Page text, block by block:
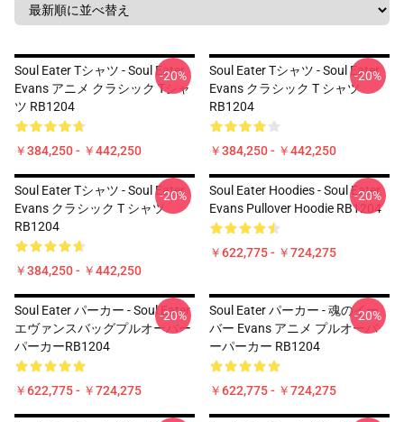
Soul Eater Tシャツ - Soul Eater
Evans アニメ クラシック Tシャ
ツ RB1204
￥384,250 - ￥442,250
-20%
Soul Eater Tシャツ - Soul Eater
Evans クラシック T シャツ
RB1204
￥384,250 - ￥442,250
-20%
Soul Eater Tシャツ - Soul Eater
Evans クラシック T シャツ
RB1204
￥384,250 - ￥442,250
-20%
Soul Eater Hoodies - Soul Eater
Evans Pullover Hoodie RB1204
￥622,775 - ￥724,275
-20%
Soul Eater パーカー - Soul Eater
エヴァンスバッグプルオーバー
パーカーRB1204
￥622,775 - ￥724,275
-20%
Soul Eater パーカー - 魂のイー
バー Evans アニメ プルオーバ
ーパーカー RB1204
￥622,775 - ￥724,275
-20%